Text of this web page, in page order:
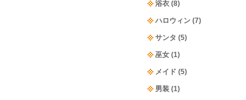
浴衣 (8)
ハロウィン (7)
サンタ (5)
巫女 (1)
メイド (5)
男装 (1)